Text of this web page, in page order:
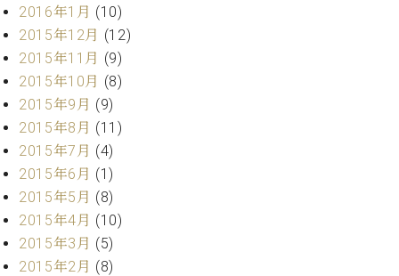
2016年1月 (10)
2015年12月 (12)
2015年11月 (9)
2015年10月 (8)
2015年9月 (9)
2015年8月 (11)
2015年7月 (4)
2015年6月 (1)
2015年5月 (8)
2015年4月 (10)
2015年3月 (5)
2015年2月 (8)